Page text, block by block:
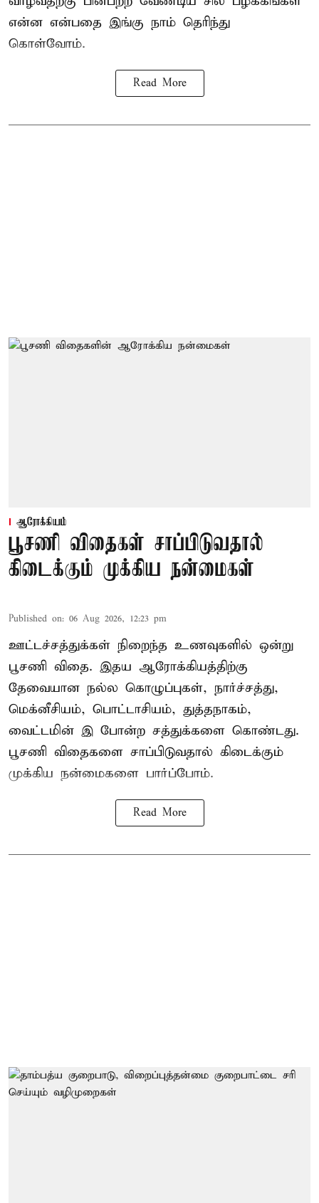
என்ன என்பதை இங்கு நாம் தெரிந்து
கொள்வோம்.
Read More
ஆரோக்கியம்
பூசணி விதைகள் சாப்பிடுவதால்
கிடைக்கும் முக்கிய நன்மைகள்
Published on: 06 Aug 2026, 12:23 pm
ஊட்டச்சத்துக்கள் நிறைந்த உணவுகளில் ஒன்று
பூசணி விதை. இதய ஆரோக்கியத்திற்கு
தேவையான நல்ல கொழுப்புகள், நார்ச்சத்து,
மெக்னீசியம், பொட்டாசியம், துத்தநாகம்,
வைட்டமின் இ போன்ற சத்துக்களை கொண்டது.
பூசணி விதைகளை சாப்பிடுவதால் கிடைக்கும்
முக்கிய நன்மைகளை பார்ப்போம்.
Read More